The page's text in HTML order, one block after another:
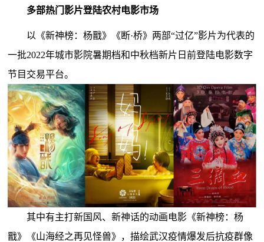
多部热门影片登陆农村电影市场
以《新神榜：杨戬》《断·桥》两部“过亿”影片为代表的
一批2022年城市影院暑期档和中秋档新片日前登陆电影数字
节目交易平台。
其中有主打新国风、新神话的动画电影《新神榜：杨
戬》《山海经之再见怪兽》，描绘武汉疫情爆发后抗疫群像